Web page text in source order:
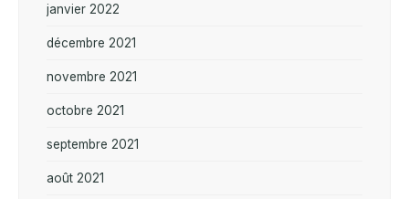
janvier 2022
décembre 2021
novembre 2021
octobre 2021
septembre 2021
août 2021